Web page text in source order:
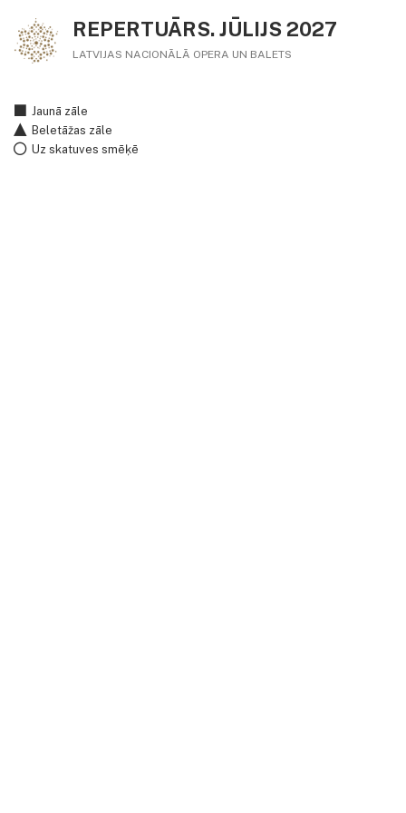
REPERTUĀRS. JŪLIJS 2027
LATVIJAS NACIONĀLĀ OPERA UN BALETS
Jaunā zāle
Beletāžas zāle
Uz skatuves smēķē